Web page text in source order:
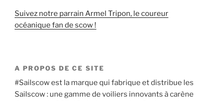
Suivez notre parrain Armel Tripon, le coureur
océanique fan de scow !
A PROPOS DE CE SITE
#Sailscow est la marque qui fabrique et distribue les
Sailscow : une gamme de voiliers innovants à carène